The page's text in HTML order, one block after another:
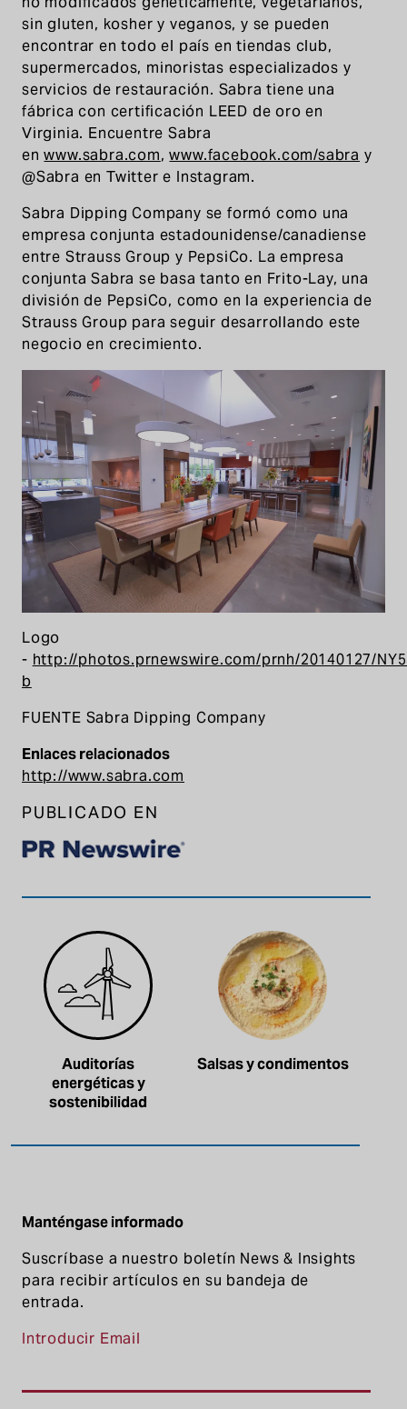
sin gluten, kosher y veganos, y se pueden
encontrar en todo el país en tiendas club,
supermercados, minoristas especializados y
servicios de restauración. Sabra tiene una
fábrica con certificación LEED de oro en
Virginia. Encuentre Sabra
enwww.sabra.com,www.facebook.com/sabra y
@Sabra en Twitter e Instagram.
Sabra Dipping Company se formó como una
empresa conjunta estadounidense/canadiense
entre Strauss Group y PepsiCo. La empresa
conjunta Sabra se basa tanto en Frito-Lay, una
división de PepsiCo, como en la experiencia de
Strauss Group para seguir desarrollando este
negocio en crecimiento.
Logo
- http://photos.prnewswire.com/prnh/20140127/
b
FUENTE Sabra Dipping Company
Enlaces relacionados
http://www.sabra.com
PUBLICADO EN
Auditorías
energéticas y
sostenibilidad
Salsas y condimentos
Manténgase informado
Suscríbase a nuestro boletín News & Insights
para recibir artículos en su bandeja de
entrada.
Introducir Email